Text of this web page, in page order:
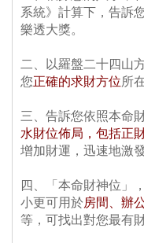
系統》計算下，告訴
樂透大獎。
二、以羅盤二十四山
您正確的求財方位所在
三、告訴您依照本命
水財位佈局，包括正
增加財運，迅速地激
四、「本命財神位」
小更可用於房間、辦
等，可找出對您最有